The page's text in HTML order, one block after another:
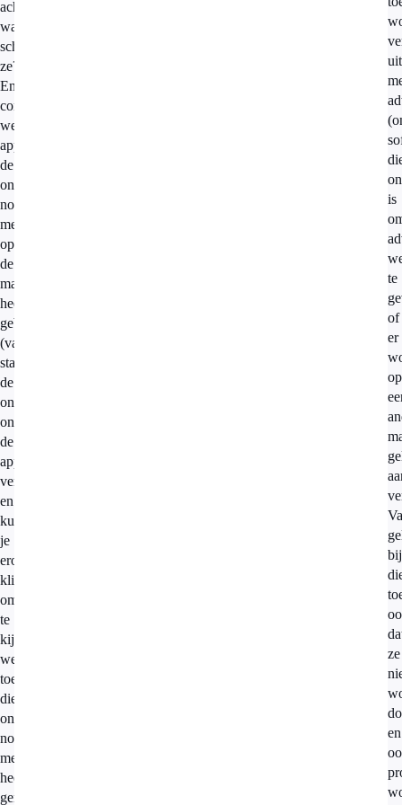
achtergelaten:
wat
schrijven
ze?
En
controleer
welke
apps
de
ontwikkelaar
nog
meer
op
de
markt
heeft
gebracht
(vaak
staat
de
ontwikkelaar
onder
de
app
vermeld,
en
kun
je
erop
klikken
om
te
kijken
welke
toepassingen
die
ontwikkelaar
nog
meer
heeft
gemaakt).
is
te
of
er
op
bij
ze
en